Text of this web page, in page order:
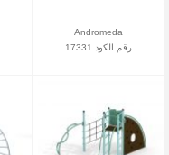
Andromeda
رقم الكود 17331